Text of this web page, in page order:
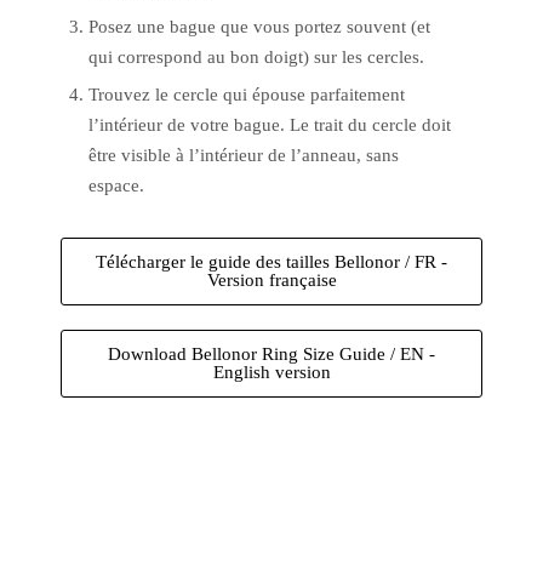
Posez une bague que vous portez souvent (et
qui correspond au bon doigt) sur les cercles.
Trouvez le cercle qui épouse parfaitement
l’intérieur de votre bague. Le trait du cercle doit
être visible à l’intérieur de l’anneau, sans
espace.
Télécharger le guide des tailles Bellonor / FR -
Version française
Download Bellonor Ring Size Guide / EN -
English version